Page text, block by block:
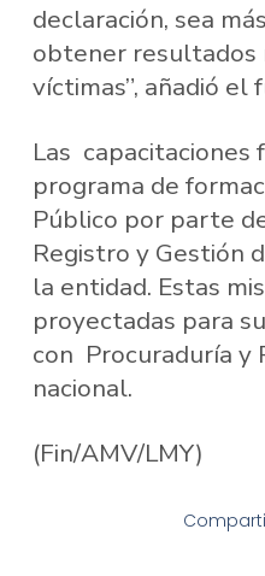
declaración, sea
obtener resultados
víctimas”, añadió el
Las
programa de
Público por parte
Registro y Gestión
la entidad. Estas
proyectadas para
con Procuraduría y
nacional.
(Fin/AMV/LMY)